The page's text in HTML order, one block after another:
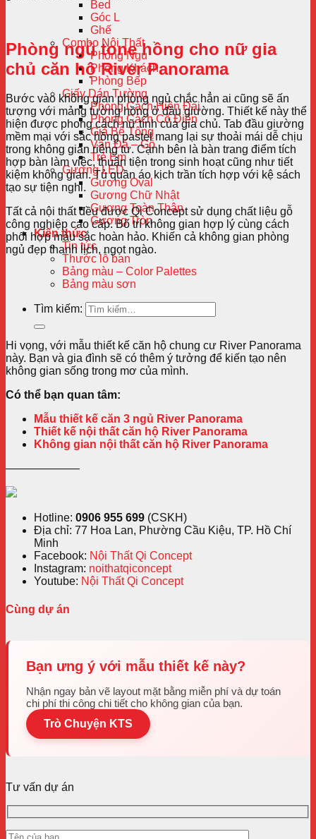
Bed
Góc L
Ghế
Combo Nội Thất
Phòng Ngủ
Phòng Khách
Phòng Bếp
Giấy Dán Tường
Phong Cách Hiện Đại
Phong Cách Cổ Điển
Giả Bê Tông
Vân Đá – Gỗ
Trẻ Em
Gương LED
Gương Oval
Gương Chữ Nhật
Gương Toàn Thân
Gương Tròn
Kiến thức
Tin tức
Thước lỗ ban
Bảng màu – Color Palettes
Bảng màu sơn
Tìm kiếm:
Phòng ngủ tone hồng cho nữ gia
chủ căn hộ River Panorama
Bước vào không gian phòng ngủ chắc hẳn ai cũng sẽ ấn
tượng với mảng tường hồng ở đầu giường. Thiết kế này thể
hiện được phong cách nữ tính của gia chủ. Tab đầu giường
mềm mại với sắc hồng pastel mang lại sự thoải mái dễ chịu
trong không gian riêng tư. Cạnh bên là bàn trang điểm tích
hợp bàn làm việc, thuận tiện trong sinh hoạt cũng như tiết
kiệm không gian. Tủ quần áo kịch trần tích hợp với kệ sách
tạo sự tiện nghi.
Tất cả nội thất đều được Qi Concept sử dụng chất liệu gỗ
công nghiệp cao cấp. Bố trí không gian hợp lý cùng cách
phối hợp màu sắc hoàn hảo. Khiến cả không gian phòng
ngủ đẹp thanh lịch, ngọt ngào.
Hi vọng, với mẫu thiết kế căn hộ chung cư River Panorama
này. Bạn và gia đình sẽ có thêm ý tưởng để kiến tạo nên
không gian sống trong mơ của mình.
Có thể bạn quan tâm:
Mẫu thiết kế căn 3 ngủ River Panorama
Thiết kế nội thất căn hộ River Panorama
Không gian nội thất căn hộ River Panorama
——————–
Hotline: 0906 955 699 (CSKH)
Địa chỉ: 77 Hoa Lan, Phường Cầu Kiệu, TP. Hồ Chí
Minh
Facebook: Nội Thất Qi Concept
Instagram: noithatqiconcept
Youtube: Nội Thất Qi Concept
Cùng dự án
Bạn ưng ý với mẫu thiết kế này?
Nhận ngay bản vẽ layout mặt bằng miễn phí và dự toán
chi phí thi công chi tiết cho không gian của bạn.
Trò Chuyện KTS
Tư vấn dự án